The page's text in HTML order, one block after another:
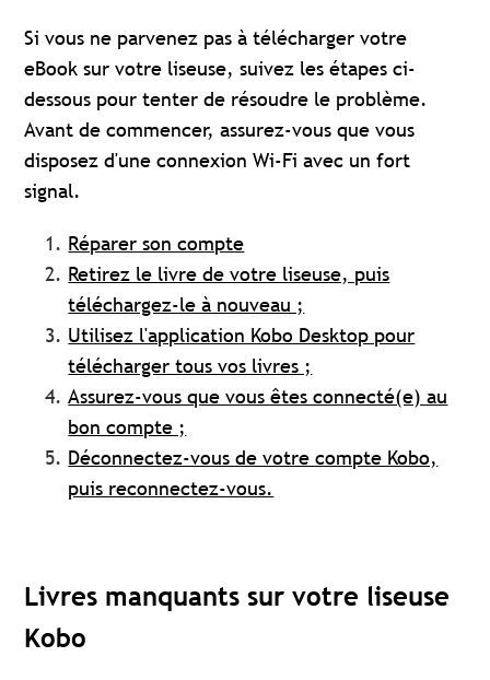
Si vous ne parvenez pas à télécharger votre
eBook sur votre liseuse, suivez les étapes ci-
dessous pour tenter de résoudre le problème.
Avant de commencer, assurez-vous que vous
disposez d'une connexion Wi-Fi avec un fort
signal.
Réparer son compte
Retirez le livre de votre liseuse, puis
téléchargez-le à nouveau ;
Utilisez l'application Kobo Desktop pour
télécharger tous vos livres ;
Assurez-vous que vous êtes connecté(e) au
bon compte ;
Déconnectez-vous de votre compte Kobo,
puis reconnectez-vous.
Livres manquants sur votre liseuse
Kobo